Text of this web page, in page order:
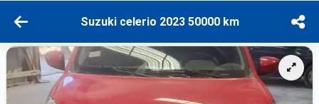
Suzuki celerio 2023 50000 km